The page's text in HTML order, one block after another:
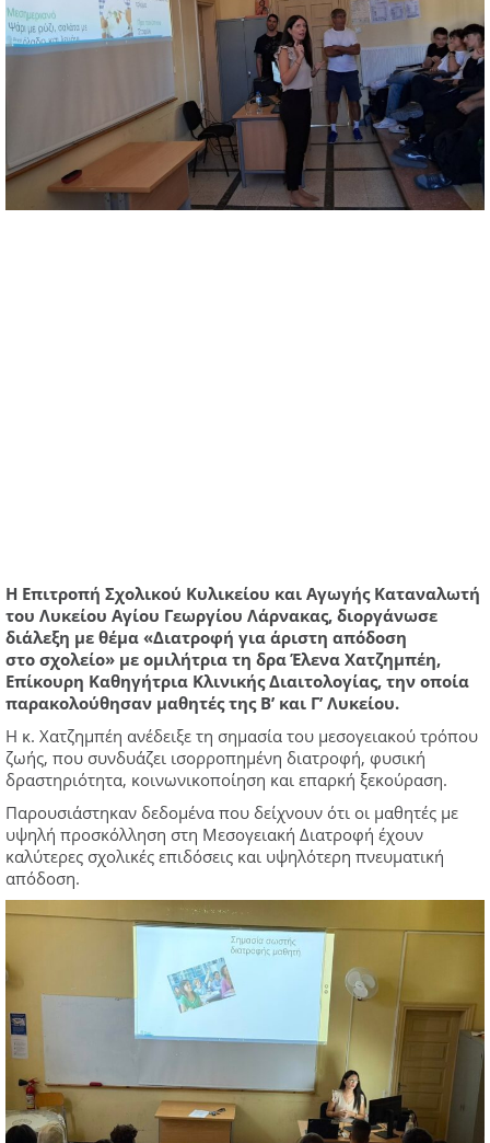
Η Επιτροπή Σχολικού Κυλικείου και Αγωγής Καταναλωτή
του Λυκείου Αγίου Γεωργίου Λάρνακας, διοργάνωσε
διάλεξη με θέμα «Διατροφή για άριστη απόδοση
στο σχολείο» με ομιλήτρια τη δρα Έλενα Χατζημπέη,
Επίκουρη Καθηγήτρια ΚλινικήςΔιαιτολογίας, την οποία
παρακολούθησαν μαθητές της Β’ και Γ’ Λυκείου.
Η κ. Χατζημπέη ανέδειξε τη σημασία του μεσογειακού τρόπου
ζωής, που συνδυάζει ισορροπημένη διατροφή, φυσική
δραστηριότητα, κοινωνικοποίηση και επαρκή ξεκούραση.
Παρουσιάστηκαν δεδομένα που δείχνουν ότι οι μαθητές με
υψηλή προσκόλληση στη Μεσογειακή Διατροφή έχουν
καλύτερες σχολικές επιδόσεις και υψηλότερη πνευματική
απόδοση.